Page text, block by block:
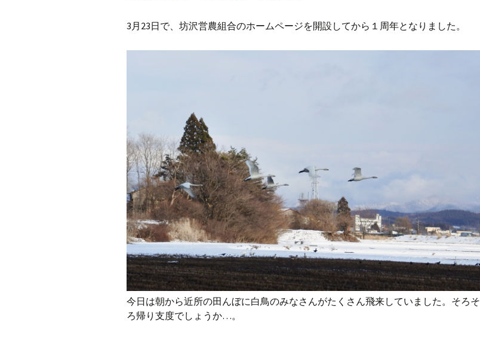
3月23日で、坊沢営農組合のホームページを開設してから１周年となりました。
今日は朝から近所の田んぼに白鳥のみなさんがたくさん飛来していました。そろそ
ろ帰り支度でしょうか…。